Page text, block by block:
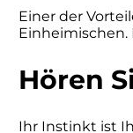
Einer der
Einheimischen.
Hören
Ihr Instinkt ist